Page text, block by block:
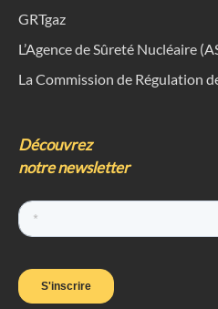
GRTgaz
L’Agence de Sûreté Nucléaire
La Commission de Régulation
Découvrez
notre newsletter